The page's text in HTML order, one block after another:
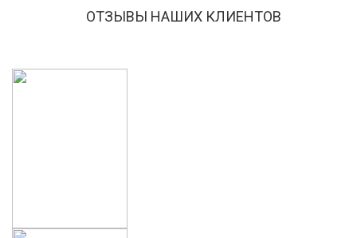
ОТЗЫВЫ НАШИХ КЛИЕНТОВ